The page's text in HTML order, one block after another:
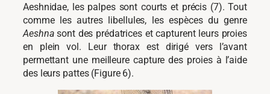
Aeshnidae, les palpes sont courts et précis (7). Tout
comme les autres libellules, les espèces du genre
Aeshnasont des prédatrices et capturent leurs proies
en plein vol. Leur thorax est dirigé vers l’avant
permettant une meilleure capture des proies à l’aide
des leurs pattes (Figure 6).